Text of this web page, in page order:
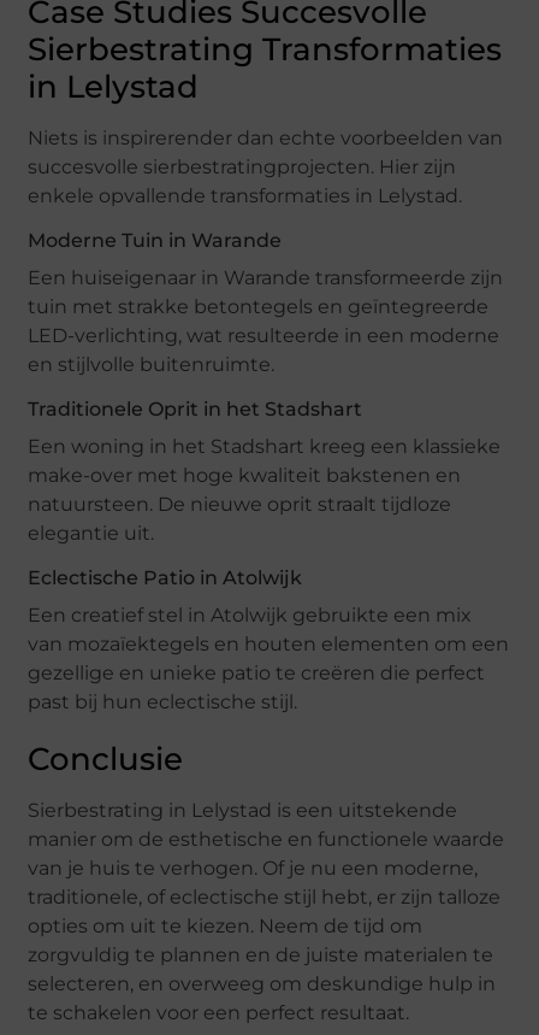
Case Studies Succesvolle
Sierbestrating Transformaties
in Lelystad
Niets is inspirerender dan echte voorbeelden van
succesvolle sierbestratingprojecten. Hier zijn
enkele opvallende transformaties in Lelystad.
Moderne Tuin in Warande
Een huiseigenaar in Warande transformeerde zijn
tuin met strakke betontegels en geïntegreerde
LED-verlichting, wat resulteerde in een moderne
en stijlvolle buitenruimte.
Traditionele Oprit in het Stadshart
Een woning in het Stadshart kreeg een klassieke
make-over met hoge kwaliteit bakstenen en
natuursteen. De nieuwe oprit straalt tijdloze
elegantie uit.
Eclectische Patio in Atolwijk
Een creatief stel in Atolwijk gebruikte een mix
van mozaïektegels en houten elementen om een
gezellige en unieke patio te creëren die perfect
past bij hun eclectische stijl.
Conclusie
Sierbestrating in Lelystad is een uitstekende
manier om de esthetische en functionele waarde
van je huis te verhogen. Of je nu een moderne,
traditionele, of eclectische stijl hebt, er zijn talloze
opties om uit te kiezen. Neem de tijd om
zorgvuldig te plannen en de juiste materialen te
selecteren, en overweeg om deskundige hulp in
te schakelen voor een perfect resultaat.